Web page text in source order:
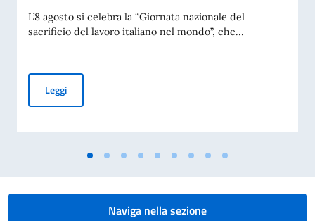
L’8 agosto si celebra la “Giornata nazionale del
sacrificio del lavoro italiano nel mondo”, che...
LeggiCommemorazione del 70° anniversario della Tragedia di
Naviga nella sezione